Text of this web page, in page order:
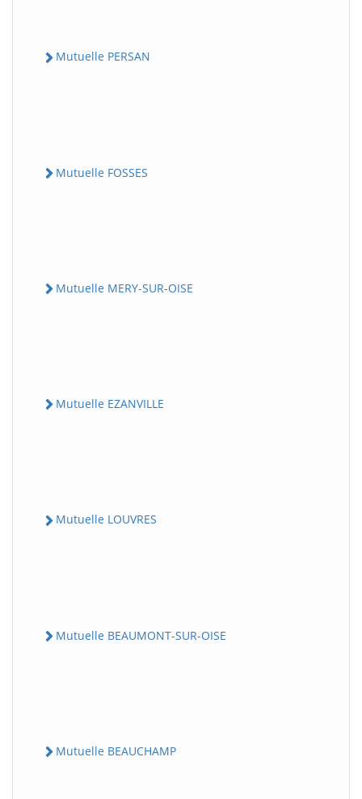
Mutuelle PERSAN
Mutuelle FOSSES
Mutuelle MERY-SUR-OISE
Mutuelle EZANVILLE
Mutuelle LOUVRES
Mutuelle BEAUMONT-SUR-OISE
Mutuelle BEAUCHAMP